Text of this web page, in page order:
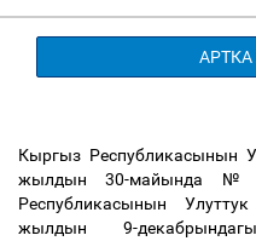
Кыргыз Республикасынын
жылдын 30-майында №
Республикасынын
жылдын 9-